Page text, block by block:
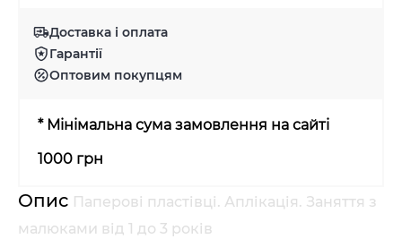
Доставка і оплата
Гарантії
Оптовим покупцям
* Мінімальна сума замовлення на сайті
1000 грн
Опис Паперові пластівці. Аплікація. Заняття з
малюками від 1 до 3 років